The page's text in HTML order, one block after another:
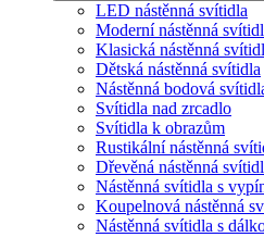
LED nástěnná svítidla
Moderní nástěnná
Klasická nástěnná
Dětská nástěnná svítidla
Nástěnná bodová
Svítidla nad zrcadlo
Svítidla k obrazům
Rustikální nástěnná
Dřevěná nástěnná
Nástěnná svítidla s
Koupelnová nástěnná
Nástěnná svítidla s